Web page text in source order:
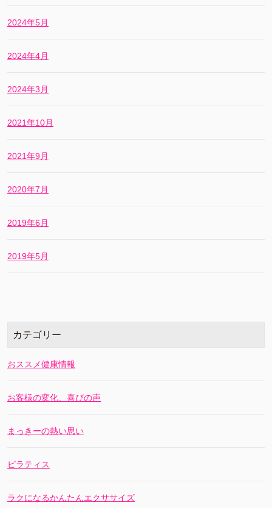
2024年5月
2024年4月
2024年3月
2021年10月
2021年9月
2020年7月
2019年6月
2019年5月
カテゴリー
おススメ健康情報
お客様の変化、喜びの声
まっきーの熱い思い
ピラティス
ラクになるかんたんエクササイズ